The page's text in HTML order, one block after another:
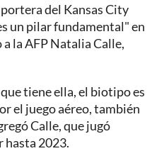
del Kansas City
un pilar fundamental" en
la AFP Natalia Calle,
tiene ella, el biotipo es
el juego aéreo, también
Calle, que jugó
hasta 2023.